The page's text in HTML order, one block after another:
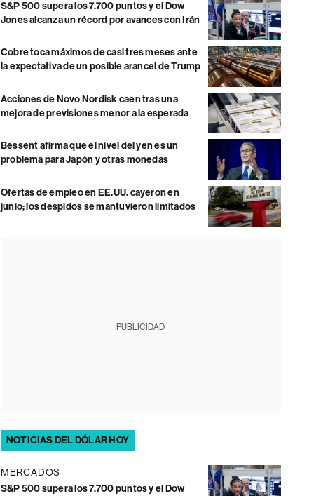
S&P 500 supera los 7.700 puntos y el Dow
Jones alcanza un récord por avances con Irán
Cobre toca máximos de casi tres meses ante
la expectativa de un posible arancel de Trump
Acciones de Novo Nordisk caen tras una
mejora de previsiones menor a la esperada
Bessent afirma que el nivel del yen es un
problema para Japón y otras monedas
Ofertas de empleo en EE.UU. cayeron en
junio; los despidos se mantuvieron limitados
PUBLICIDAD
NOTICIAS DEL DÓLAR HOY
MERCADOS
S&P 500 supera los 7.700 puntos y el Dow